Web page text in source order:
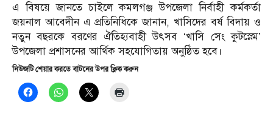
এ বিষয়ে জানতে চাইলে কমলগঞ্জ উপজেলা নির্বাহী কর্মকর্তা
জয়নাল আবেদীন এ প্রতিনিধিকে জানান, খাসিদের বর্ষ বিদায় ও
নতুন বছরকে বরণের ঐতিহ্যবাহী উৎসব ‘খাসি সেং কুটস্নেম’
উপজেলা প্রশাসনের আর্থিক সহযোগিতায় অনুষ্ঠিত হবে।
নিউজটি শেয়ার করতে বাটনের উপর ক্লিক করুন